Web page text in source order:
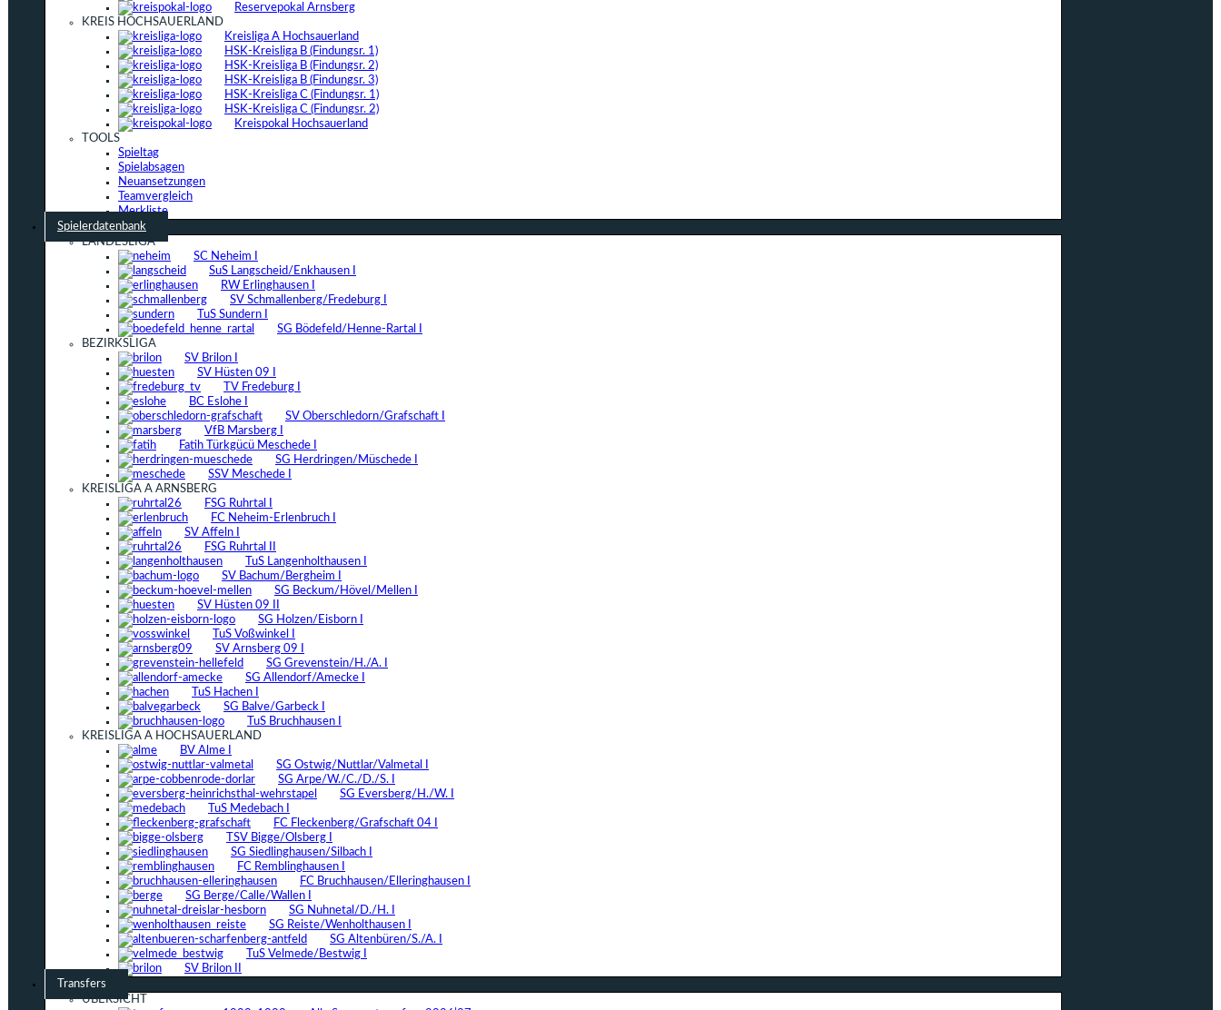
Reservepokal Arnsberg
KREIS HOCHSAUERLAND
Kreisliga A Hochsauerland
HSK-Kreisliga B (Findungsr. 1)
HSK-Kreisliga B (Findungsr. 2)
HSK-Kreisliga B (Findungsr. 3)
HSK-Kreisliga C (Findungsr. 1)
HSK-Kreisliga C (Findungsr. 2)
Kreispokal Hochsauerland
TOOLS
Spieltag
Spielabsagen
Neuansetzungen
Teamvergleich
Merkliste
Spielerdatenbank
LANDESLIGA
SC Neheim I
SuS Langscheid/Enkhausen I
RW Erlinghausen I
SV Schmallenberg/Fredeburg I
TuS Sundern I
SG Bödefeld/Henne-Rartal I
BEZIRKSLIGA
SV Brilon I
SV Hüsten 09 I
TV Fredeburg I
BC Eslohe I
SV Oberschledorn/Grafschaft I
VfB Marsberg I
Fatih Türkgücü Meschede I
SG Herdringen/Müschede I
SSV Meschede I
KREISLIGA A ARNSBERG
FSG Ruhrtal I
FC Neheim-Erlenbruch I
SV Affeln I
FSG Ruhrtal II
TuS Langenholthausen I
SV Bachum/Bergheim I
SG Beckum/Hövel/Mellen I
SV Hüsten 09 II
SG Holzen/Eisborn I
TuS Voßwinkel I
SV Arnsberg 09 I
SG Grevenstein/H./A. I
SG Allendorf/Amecke I
TuS Hachen I
SG Balve/Garbeck I
TuS Bruchhausen I
KREISLIGA A HOCHSAUERLAND
BV Alme I
SG Ostwig/Nuttlar/Valmetal I
SG Arpe/W./C./D./S. I
SG Eversberg/H./W. I
TuS Medebach I
FC Fleckenberg/Grafschaft 04 I
TSV Bigge/Olsberg I
SG Siedlinghausen/Silbach I
FC Remblinghausen I
FC Bruchhausen/Elleringhausen I
SG Berge/Calle/Wallen I
SG Nuhnetal/D./H. I
SG Reiste/Wenholthausen I
SG Altenbüren/S./A. I
TuS Velmede/Bestwig I
SV Brilon II
Transfers
ÜBERSICHT